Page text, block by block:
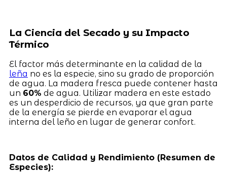
La Ciencia del Secado y su Impacto
Térmico
El factor más determinante en la calidad de la
leña no es la especie, sino su grado de proporción
de agua. La madera fresca puede contener hasta
un 60% de agua. Utilizar madera en este estado
es un desperdicio de recursos, ya que gran parte
de la energía se pierde en evaporar el agua
interna del leño en lugar de generar confort.
Datos de Calidad y Rendimiento (Resumen de
Especies):